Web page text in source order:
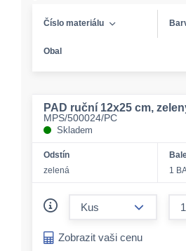
Číslo materiálu
Obal
PAD ruční 12x25 cm,
MPS/500024/PC
Skladem
Odstín
zelená
1
Zobrazit vaši cenu